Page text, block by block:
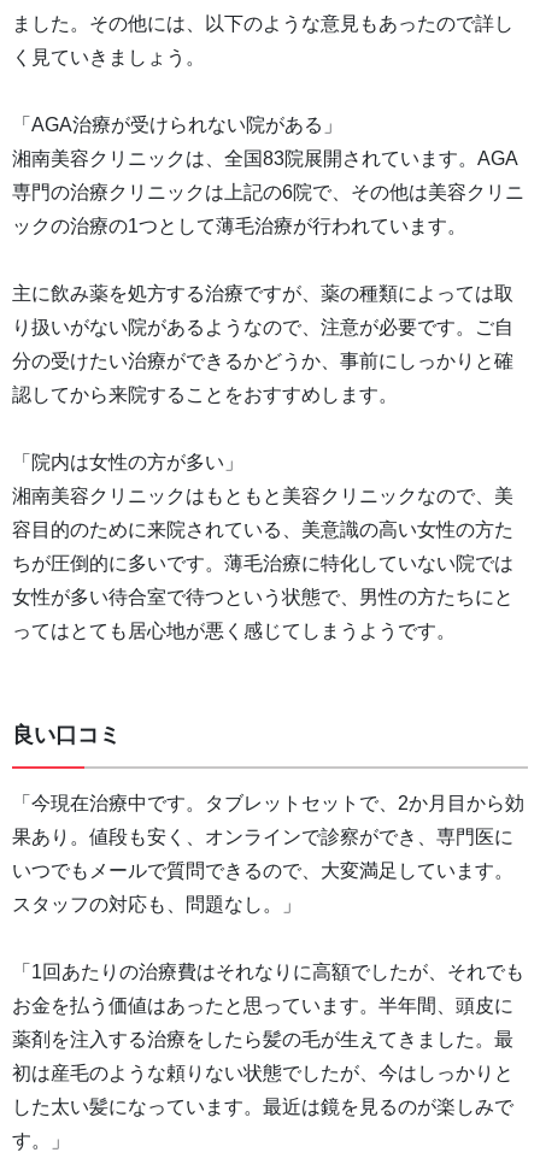
ました。その他には、以下のような意見もあったので詳し
く見ていきましょう。
「AGA治療が受けられない院がある」
湘南美容クリニックは、全国83院展開されています。AGA
専門の治療クリニックは上記の6院で、その他は美容クリニ
ックの治療の1つとして薄毛治療が行われています。
主に飲み薬を処方する治療ですが、薬の種類によっては取
り扱いがない院があるようなので、注意が必要です。ご自
分の受けたい治療ができるかどうか、事前にしっかりと確
認してから来院することをおすすめします。
「院内は女性の方が多い」
湘南美容クリニックはもともと美容クリニックなので、美
容目的のために来院されている、美意識の高い女性の方た
ちが圧倒的に多いです。薄毛治療に特化していない院では
女性が多い待合室で待つという状態で、男性の方たちにと
ってはとても居心地が悪く感じてしまうようです。
良い口コミ
「今現在治療中です。タブレットセットで、2か月目から効
果あり。値段も安く、オンラインで診察ができ、専門医に
いつでもメールで質問できるので、大変満足しています。
スタッフの対応も、問題なし。」
「1回あたりの治療費はそれなりに高額でしたが、それでも
お金を払う価値はあったと思っています。半年間、頭皮に
薬剤を注入する治療をしたら髪の毛が生えてきました。最
初は産毛のような頼りない状態でしたが、今はしっかりと
した太い髪になっています。最近は鏡を見るのが楽しみで
す。」